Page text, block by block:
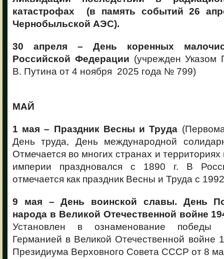
катастрофах (в память событий 26
Чернобыльской АЭС).
30 апреля – День коренных
Российской Федерации (учрежден Указом
В. Путина от 4 ноября 2025 года № 799)
МАЙ
1 мая – Праздник Весны и Труда
День труда, День международной
Отмечается во многих странах и
империи праздновался с 1890 г. В
отмечается как праздник Весны и Труда с 1992
9 мая – День воинской славы. День
народа в Великой Отечественной войне
Установлен в ознаменование победы
Германией в Великой Отечественной войне
Президиума Верховного Совета СССР от 8